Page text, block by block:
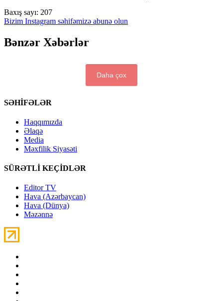
Baxış sayı: 207
Bizim Instagram səhifəmizə abunə olun
Bənzər Xəbərlər
Daha çox
SƏHİFƏLƏR
Haqqımızda
Əlaqə
Media
Məxfilik Siyasəti
SÜRƏTLİ KEÇİDLƏR
Editor TV
Hava (Azərbaycan)
Hava (Dünya)
Məzənnə